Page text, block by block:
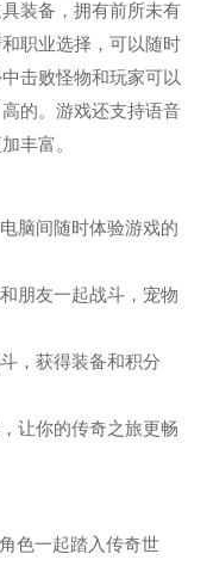
装备，拥有前所未有
职业选择，可以随时
击败怪物和玩家可以
的。游戏还支持语音
丰富。
脑间随时体验游戏的
朋友一起战斗，宠物
，获得装备和积分
让你的传奇之旅更畅
色一起踏入传奇世